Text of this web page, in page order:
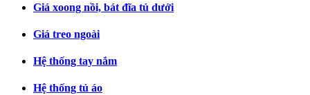
Giá xoong nồi, bát đĩa tủ dưới
Giá treo ngoài
Hệ thống tay nắm
Hệ thống tủ áo